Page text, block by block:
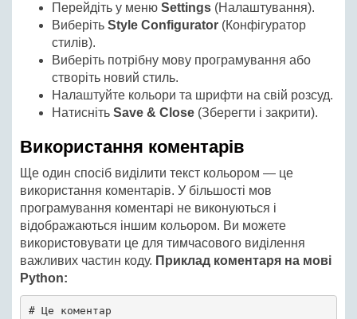
Перейдіть у меню Settings (Налаштування).
Виберіть Style Configurator (Конфігуратор
стилів).
Виберіть потрібну мову програмування або
створіть новий стиль.
Налаштуйте кольори та шрифти на свій розсуд.
Натисніть Save & Close (Зберегти і закрити).
Використання коментарів
Ще один спосіб виділити текст кольором — це
використання коментарів. У більшості мов
програмування коментарі не виконуються і
відображаються іншим кольором. Ви можете
використовувати це для тимчасового виділення
важливих частин коду. Приклад коментаря на мові
Python:
# Це коментар